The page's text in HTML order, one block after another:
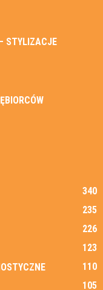
STYLIZACJE
340
235
226
123
110
105